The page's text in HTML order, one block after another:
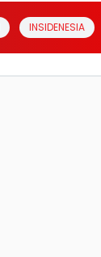
INSIDENESIA